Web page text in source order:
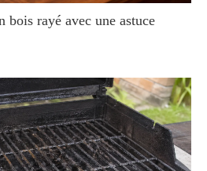
bois rayé avec une astuce